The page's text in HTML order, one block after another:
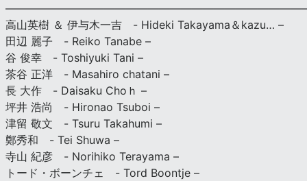
高山英樹 ＆ 伊与木一吉 - Hideki Takayama＆kazu… –
田辺 麗子 - Reiko Tanabe –
谷 俊幸 - Toshiyuki Tani –
茶谷 正洋 - Masahiro chatani –
長 大作 - Daisaku Choｈ –
坪井 浩尚 - Hironao Tsuboi –
津留 敬文 - Tsuru Takahumi –
鄭秀和 - Tei Shuwa –
寺山 紀彦 - Norihiko Terayama –
トード・ボーンチェ - Tord Boontje –